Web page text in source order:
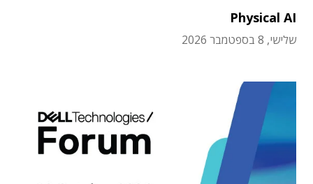
Physical AI
שלישי, 8 בספטמבר 2026